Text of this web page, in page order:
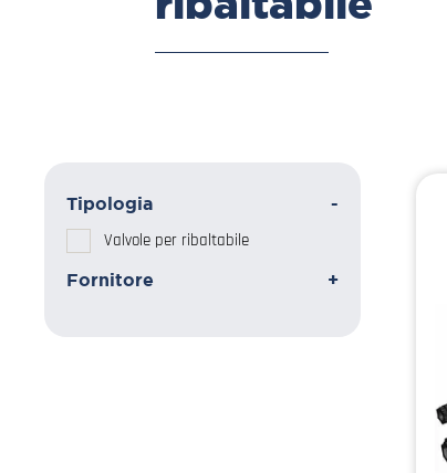
Tipologia -
Valvole per ribaltabile
Fornitore +